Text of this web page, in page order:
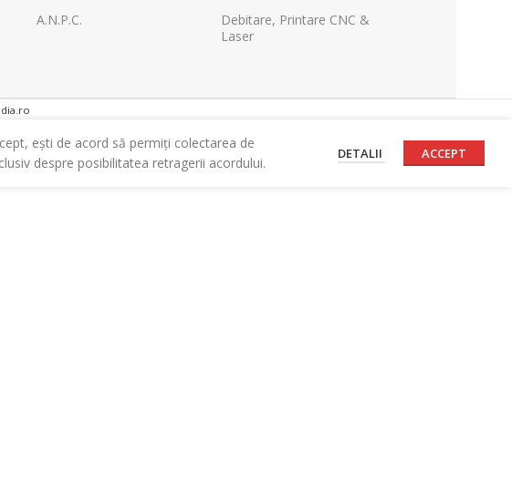
A.N.P.C.
Debitare, Printare CNC &
Laser
ești de acord să permiți colectarea de
despre posibilitatea retragerii acordului.
DETALII ACCEPT